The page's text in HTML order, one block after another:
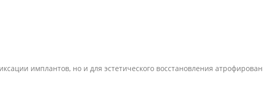
имплантов, но и для эстетического восстановления